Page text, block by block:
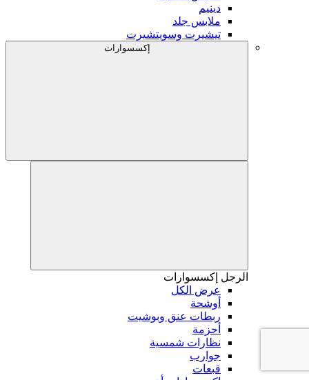
دينيم
ملابس جلد
تيشيرت وسويتشيرت
إكسسوارات
الرجل إكسسوارات
عرض الكل
أوشحة
ربطات عنق وبوشيت
أحزمة
نظارات شمسية
جوارب
قبعات